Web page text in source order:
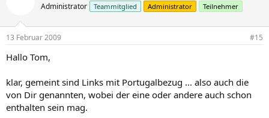
Administrator Teammitglied Administrator Teilnehmer
13 Februar 2009 #15
Hallo Tom,
klar, gemeint sind Links mit Portugalbezug ... also auch die
von Dir genannten, wobei der eine oder andere auch schon
enthalten sein mag.